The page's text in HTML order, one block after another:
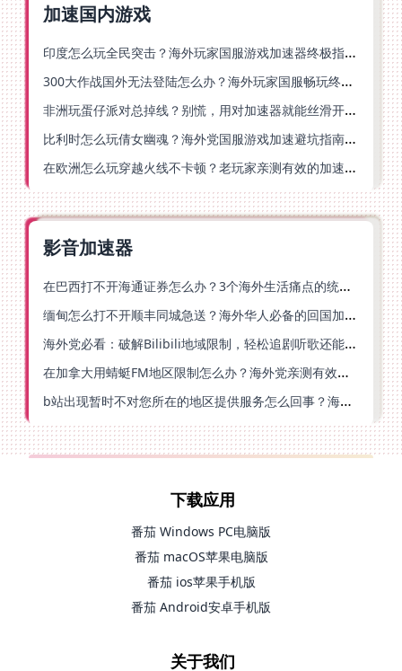
加速国内游戏
印度怎么玩全民突击？海外玩家国服游戏加速器终极指南（附原神延迟优化+精灵之境加速器选择）
300大作战国外无法登陆怎么办？海外玩家国服畅玩终极指南（附实测推荐）
非洲玩蛋仔派对总掉线？别慌，用对加速器就能丝滑开跑！
比利时怎么玩倩女幽魂？海外党国服游戏加速避坑指南（附实测推荐）
在欧洲怎么玩穿越火线不卡顿？老玩家亲测有效的加速器选择指南
影音加速器
在巴西打不开海通证券怎么办？3个海外生活痛点的统一解决方案
缅甸怎么打不开顺丰同城急送？海外华人必备的回国加速指南（附B站会员游戏解决方案）
海外党必看：破解Bilibili地域限制，轻松追剧听歌还能流畅理财的实用指南
在加拿大用蜻蜓FM地区限制怎么办？海外党亲测有效的回国加速方案
b站出现暂时不对您所在的地区提供服务怎么回事？海外党亲测有效的回国加速方案
下载应用
番茄 Windows PC电脑版
番茄 macOS苹果电脑版
番茄 ios苹果手机版
番茄 Android安卓手机版
关于我们